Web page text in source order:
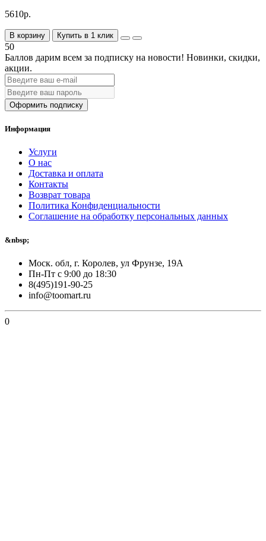
5610р.
В корзину Купить в 1 клик
50
Баллов дарим всем за подписку на новости! Новинки, скидки,
акции.
Оформить подписку
Информация
Услуги
О нас
Доставка и оплата
Контакты
Возврат товара
Политика Конфиденциальности
Соглашение на обработку персональных данных
&nbsp;
Моск. обл, г. Королев, ул Фрунзе, 19А
Пн-Пт с 9:00 до 18:30
8(495)191-90-25
info@toomart.ru
0